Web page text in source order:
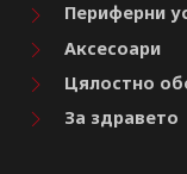
Периферни
Аксесоари
Цялостно
За здравето